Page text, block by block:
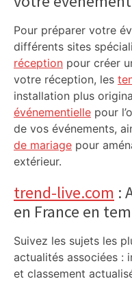
Pour préparer votre
différents sites
réception pour créer
votre réception, les
installation plus
événementielle pour
de vos événements,
de mariage pour
extérieur.
trend-live.com :
en France en
Suivez les sujets les
actualités associées :
et classement